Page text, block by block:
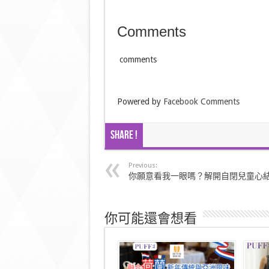
Comments
comments
Powered by Facebook Comments
Share !
Previous:
你願意看我一眼嗎？解開自閉兒童心
你可能還會想看